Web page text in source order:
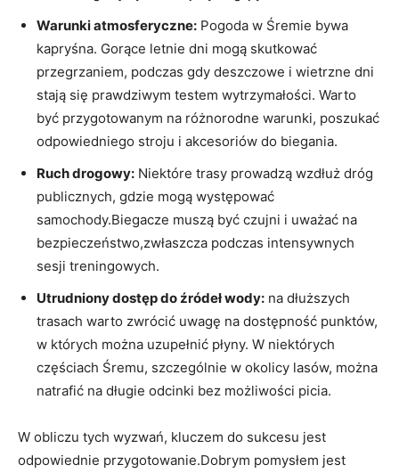
Warunki atmosferyczne: Pogoda w ‍Śremie bywa
kapryśna. Gorące⁤ letnie dni ⁤mogą skutkować
‍przegrzaniem, podczas gdy deszczowe i ‌wietrzne dni
stają ⁣się prawdziwym testem wytrzymałości. Warto⁣
być przygotowanym na różnorodne warunki,​ poszukać
⁣odpowiedniego​ stroju i akcesoriów do biegania.
Ruch drogowy: Niektóre trasy prowadzą ‌wzdłuż dróg
‌publicznych, gdzie mogą występować⁤
samochody.Biegacze ⁤muszą ​być czujni i uważać⁣ na
‍bezpieczeństwo,zwłaszcza‍ podczas intensywnych‌
sesji treningowych.
Utrudniony dostęp do źródeł​ wody: na dłuższych
⁣trasach⁤ warto zwrócić uwagę na ⁣dostępność⁤ punktów,
w których można‍ uzupełnić płyny.​ W niektórych
częściach Śremu, szczególnie ⁢w ⁤okolicy lasów,‍ można​
natrafić na​ długie odcinki bez możliwości‌ picia.
W obliczu tych wyzwań, kluczem do sukcesu jest
‌odpowiednie przygotowanie.Dobrym pomysłem jest